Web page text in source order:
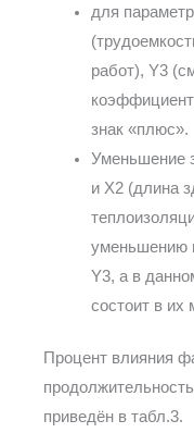
для
работ), Y3
знак «плюс».
Уменьшение
и X2 (длина
уменьшению
Y3, а в
состоит в их
Процент влияния
приведён в табл.3.